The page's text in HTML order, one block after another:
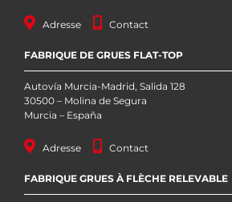
Adresse Contact
FABRIQUE DE GRUES FLAT-TOP
Autovía Murcia-Madrid, Salida 128
30500 – Molina de Segura
Murcia – España
Adresse Contact
FABRIQUE GRUES À FLÈCHE RELEVABLE